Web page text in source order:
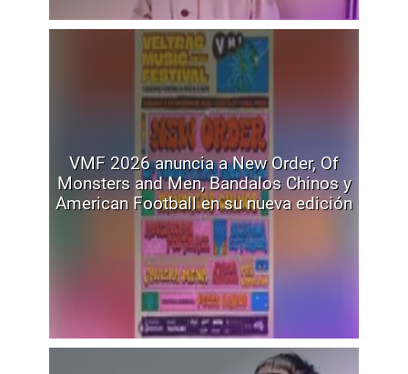
VMF 2026 anuncia a New Order, Of
Monsters and Men, Bandalos Chinos y
American Football en su nueva edición